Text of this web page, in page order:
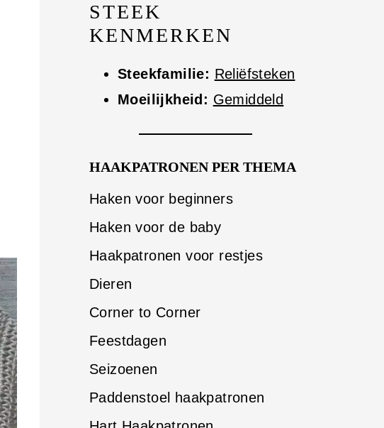
STEEK
KENMERKEN
Steekfamilie: Reliëfsteken
Moeilijkheid: Gemiddeld
HAAKPATRONEN PER THEMA
Haken voor beginners
Haken voor de baby
Haakpatronen voor restjes
Dieren
Corner to Corner
Feestdagen
Seizoenen
Paddenstoel haakpatronen